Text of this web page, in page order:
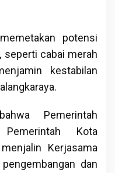
potensi
seperti cabai merah
kestabilan
Pemerintah
Kota
Kerjasama
dan